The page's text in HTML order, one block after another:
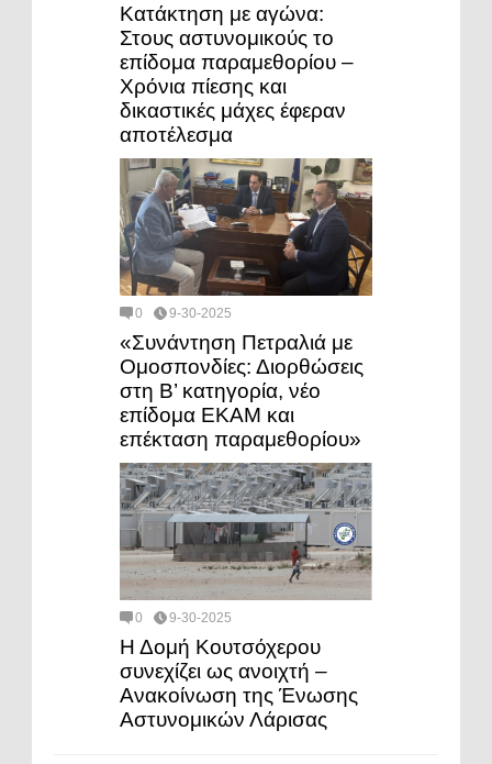
Κατάκτηση με αγώνα:
Στους αστυνομικούς το
επίδομα παραμεθορίου –
Χρόνια πίεσης και
δικαστικές μάχες έφεραν
αποτέλεσμα
0 9-30-2025
«Συνάντηση Πετραλιά με
Ομοσπονδίες: Διορθώσεις
στη Β’ κατηγορία, νέο
επίδομα ΕΚΑΜ και
επέκταση παραμεθορίου»
0 9-30-2025
Η Δομή Κουτσόχερου
συνεχίζει ως ανοιχτή –
Ανακοίνωση της Ένωσης
Αστυνομικών Λάρισας